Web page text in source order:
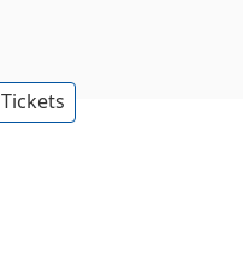
Tickets